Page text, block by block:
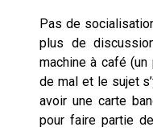
Pas de
plus de
machine à café (un
de mal et le sujet
avoir une carte
pour faire partie